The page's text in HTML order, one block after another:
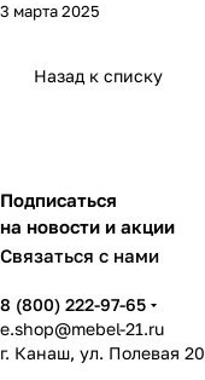
3 марта 2025
Назад к списку
Подписаться
на новости и акции
Связаться с нами
8 (800) 222-97-65
e.shop@mebel-21.ru
г. Канаш, ул. Полевая 20